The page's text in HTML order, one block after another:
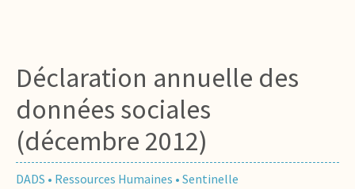
Déclaration annuelle des
données sociales
(décembre 2012)
DADS • Ressources Humaines • Sentinelle